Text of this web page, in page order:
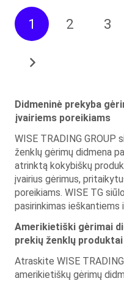
1 2 3
Didmeninė prekyba
įvairiems poreikiams
WISE TRADING GROUP
ženklų gėrimų didmena
atrinktą kokybiškų
įvairius gėrimus,
poreikiams. WISE TG
pasirinkimas ieškantiems
Amerikietiški gėrimai
prekių ženklų
Atraskite WISE
amerikietiškų gėrimų